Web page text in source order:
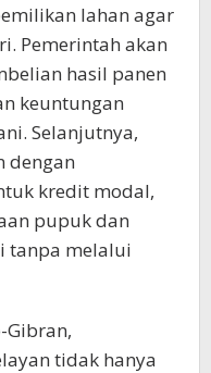
lahan agar
Pemerintah akan
hasil panen
keuntungan
Selanjutnya,
dengan
kredit modal,
pupuk dan
tanpa melalui
Gibran,
tidak hanya